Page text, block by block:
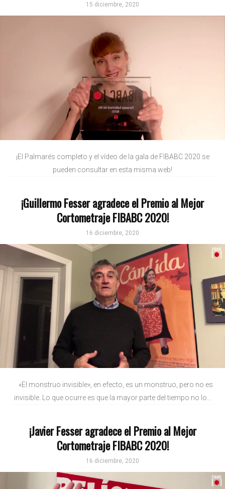
15 diciembre, 2020
¡El Palmarés completo y el vídeo de la gala de FIBABC 2020 se
pueden consultar en esta misma web!
¡Guillermo Fesser agradece el Premio al Mejor
Cortometraje FIBABC 2020!
16 diciembre, 2020
«El monstruo invisible», en efecto, es un monstruo, pero no es
invisible. Lo que ocurre es que la mayor parte del tiempo no lo...
¡Javier Fesser agradece el Premio al Mejor
Cortometraje FIBABC 2020!
16 diciembre, 2020